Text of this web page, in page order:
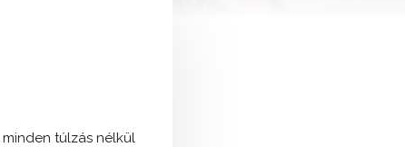
túlzás nélkül